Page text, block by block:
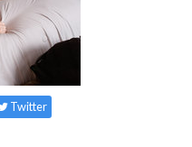
Twitter